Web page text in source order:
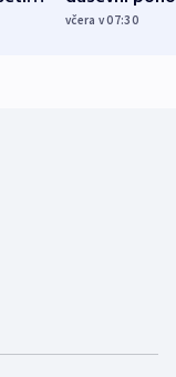
ukázala
včera v 07:30